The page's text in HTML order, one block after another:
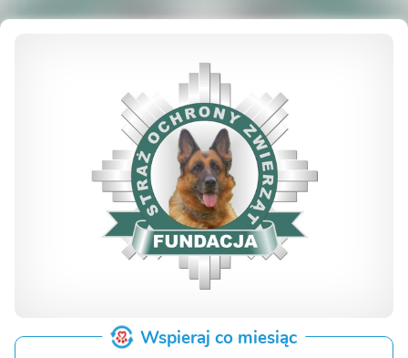
Wspieraj co miesiąc